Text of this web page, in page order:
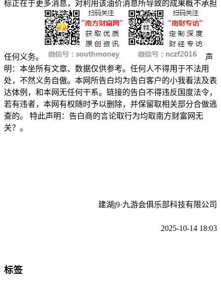
标正在于更多消息，对利用该油价消息所导致的成果概不承担
任何义务。
声
明：本坐所有文章、数据仅供参考。任何人不得用于不法用
处，不然义务自傲。本网所告白均为告白客户的小我看法及表
达体例，和本网无任何干系。链接的告白不得违反国度法令，
若有违者，本网有权随时予以删除，并保留取相关部分合做逃
查的。 特此声明：告白商的言论取行为均取南方财富网无
关？。
建湖j9·九游会俱乐部科技有限公司
2025-10-14 18:03
标签